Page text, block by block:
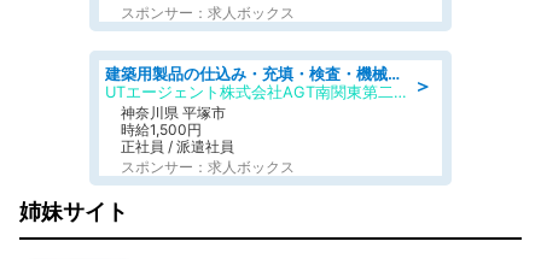
スポンサー：求人ボックス
＞
建築用製品の仕込み・充填・検査・機械操作/寮完備/日払い/工場・製造
UTエージェント株式会社AGT南関東第二CU
神奈川県 平塚市
時給1,500円
正社員 / 派遣社員
スポンサー：求人ボックス
姉妹サイト